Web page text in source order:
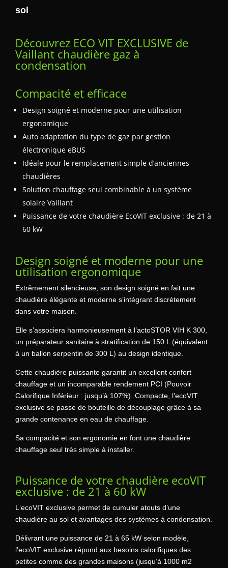
sol
Découvrez ECO VIT EXCLUSIVE de
Vaillant chaudière gaz à
condensation
Compacité et efficace
Design soigné et moderne pour une utilisation
ergonomique
Auto adaptation du type de gaz par gestion
électronique eBUS
Idéale pour le remplacement simple d’anciennes
chaudières
Solution chauffage seul combinable à un système
solaire Vaillant
Puissance de votre chaudière EcoVIT exclusive : de 21 à
60 kW
Design soigné et moderne pour une
utilisation ergonomique
Extrêmement silencieuse, son design soigné en fait une
chaudière élégante et moderne s’intégrant discrètement
dans votre maison.
Elle s’associera harmonieusement à l’actoSTOR VIH K 300,
un préparateur sanitaire à stratification de 150 L (équivalent
à un ballon serpentin de 300 L) au design identique.
Cette chaudière puissante garantit un excellent confort
chauffage et un incomparable rendement PCI (Pouvoir
Calorifique Inférieur : jusqu’à 107%). Compacte, l’ecoVIT
exclusive se passe de bouteille de découplage grâce à sa
grande contenance en eau de chauffage.
Sa compacité et son ergonomie en font une chaudière
chauffage seul très simple à installer.
Puissance de votre chaudière ecoVIT
exclusive : de 21 à 60 kW
L‘ecoVIT exclusive permet de cumuler atouts d’une
chaudière au sol et avantages des systèmes à condensation.
Délivrant une puissance de 21 à 65 kW selon modèle,
l’ecoVIT exclusive répond aux besoins calorifiques des
petites comme des grandes maisons (jusqu’à 1000 m2